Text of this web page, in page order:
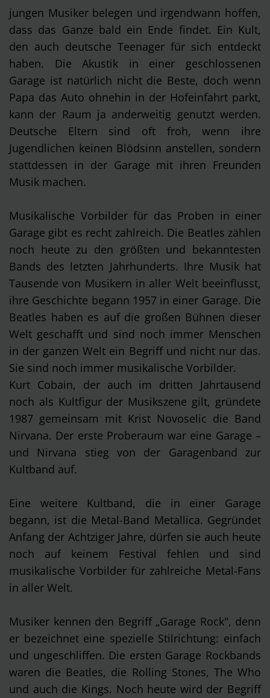
jungen Musiker belegen und irgendwann hoffen,
dass das Ganze bald ein Ende findet. Ein Kult,
den auch deutsche Teenager für sich entdeckt
haben. Die Akustik in einer geschlossenen
Garage ist natürlich nicht die Beste, doch wenn
Papa das Auto ohnehin in der Hofeinfahrt parkt,
kann der Raum ja anderweitig genutzt werden.
Deutsche Eltern sind oft froh, wenn ihre
Jugendlichen keinen Blödsinn anstellen, sondern
stattdessen in der Garage mit ihren Freunden
Musik machen.
Musikalische Vorbilder für das Proben in einer
Garage gibt es recht zahlreich. Die Beatles zählen
noch heute zu den größten und bekanntesten
Bands des letzten Jahrhunderts. Ihre Musik hat
Tausende von Musikern in aller Welt beeinflusst,
ihre Geschichte begann 1957 in einer Garage. Die
Beatles haben es auf die großen Bühnen dieser
Welt geschafft und sind noch immer Menschen
in der ganzen Welt ein Begriff und nicht nur das.
Sie sind noch immer musikalische Vorbilder.
Kurt Cobain, der auch im dritten Jahrtausend
noch als Kultfigur der Musikszene gilt, gründete
1987 gemeinsam mit Krist Novoselic die Band
Nirvana. Der erste Proberaum war eine Garage –
und Nirvana stieg von der Garagenband zur
Kultband auf.
Eine weitere Kultband, die in einer Garage
begann, ist die Metal-Band Metallica. Gegründet
Anfang der Achtziger Jahre, dürfen sie auch heute
noch auf keinem Festival fehlen und sind
musikalische Vorbilder für zahlreiche Metal-Fans
in aller Welt.
Musiker kennen den Begriff „Garage Rock", denn
er bezeichnet eine spezielle Stilrichtung: einfach
und ungeschliffen. Die ersten Garage Rockbands
waren die Beatles, die Rolling Stones, The Who
und auch die Kings. Noch heute wird der Begriff